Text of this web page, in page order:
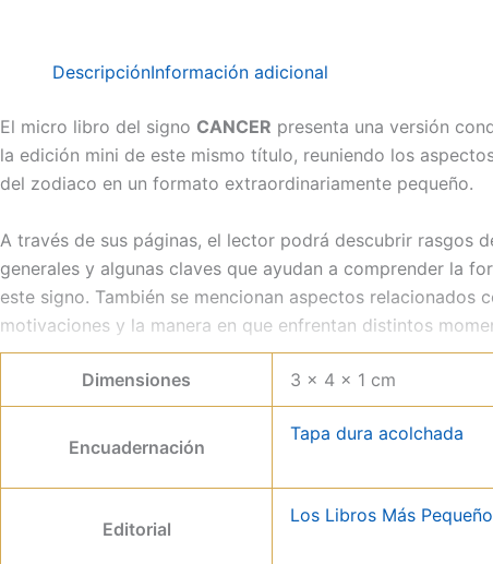
DescripciónInformación adicional
El micro libro del signo CANCER presenta una versión
la edición mini de este mismo título, reuniendo los
del zodiaco en un formato extraordinariamente pequeño.
A través de sus páginas, el lector podrá descubrir rasgos
generales y algunas claves que ayudan a comprender la
este signo. También se mencionan aspectos relacionados
motivaciones y la manera en que enfrentan distintos
Una edición diminuta para coleccionar
Gracias a su tamaño micro, este libro se convierte en una
contenido original, demostrando que incluso en un
conocimientos interesantes.
Dimensiones 3 × 4 × 1 cm
Encuadernación
Tapa dura acolchada
Editorial
Los Libros Más